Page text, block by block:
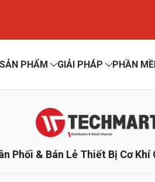
PHẨM GIẢI PHÁP PHẦN
Phối & Bán Lẻ Thiết Bị Cơ Khí